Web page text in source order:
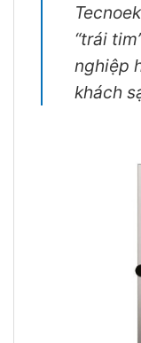
“trái
nghiệp
khách